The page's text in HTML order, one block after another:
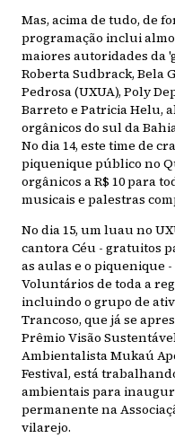
Mas, acima de tudo, de
programação inclui
maiores autoridades da
Roberta Sudbrack, Bela
Pedrosa (UXUA), Poly
Barreto e Patricia Helu,
orgânicos do sul da
No dia 14, este time de
piquenique público no
orgânicos a R$ 10 para
musicais e palestras
No dia 15, um luau no
cantora Céu - gratuitos
as aulas e o piquenique
Voluntários de toda a
incluindo o grupo de
Trancoso, que já se
Prêmio Visão
Ambientalista Mukaú
Festival, está
ambientais para
permanente na
vilarejo. ​